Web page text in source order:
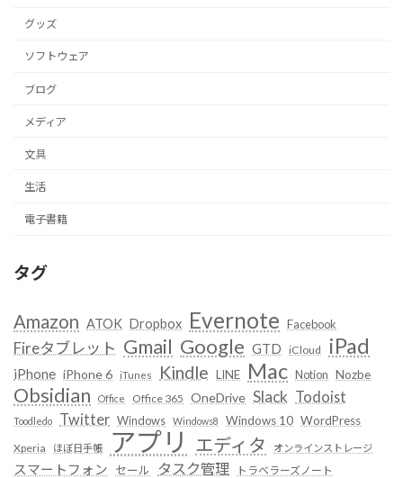
グッズ
ソフトウェア
ブログ
メディア
文具
生活
電子書籍
タグ
Amazon ATOK Dropbox Evernote Facebook
Fireタブレット Gmail Google GTD iCloud iPad
iPhone iPhone 6 iTunes Kindle LINE Mac Notion Nozbe
Obsidian Office Office 365 OneDrive Slack Todoist
Toodledo Twitter Windows Windows8 Windows 10 WordPress
Xperia ほぼ日手帳 アプリ エディタ オンラインストレージ
スマートフォン セール タスク管理 トラベラーズノート